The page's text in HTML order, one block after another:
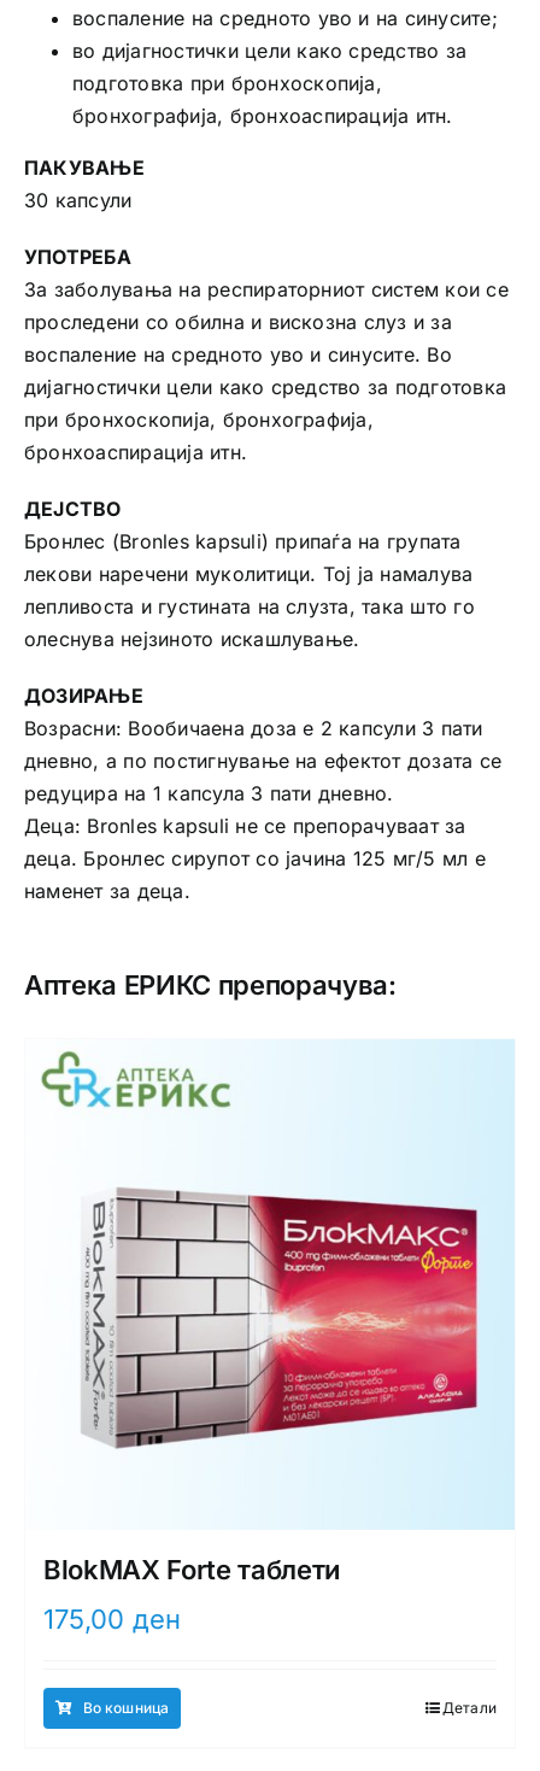
воспаление на средното уво и на синусите;
во дијагностички цели како средство за
подготовка при бронхоскопија,
бронхографија, бронхоаспирација итн.
ПАКУВАЊЕ
30 капсули
УПОТРЕБА
За заболувања на респираторниот систем кои се
проследени со обилна и вискозна слуз и за
воспаление на средното уво и синусите. Во
дијагностички цели како средство за подготовка
при бронхоскопија, бронхографија,
бронхоаспирација итн.
ДЕЈСТВО
Бронлес (Bronles kapsuli) припаѓа на групата
лекови наречени муколитици. Тој ја намалува
лепливоста и густината на слузта, така што го
олеснува нејзиното искашлување.
ДОЗИРАЊЕ
Возрасни: Вообичаена доза е 2 капсули 3 пати
дневно, а по постигнување на ефектот дозата се
редуцира на 1 капсула 3 пати дневно.
Деца: Bronles kapsuli не се препорачуваат за
деца. Бронлес сирупот со јачина 125 мг/5 мл е
наменет за деца.
Аптека ЕРИКС препорачува:
BlokMAX Forte таблети
175,00 ден
Во кошница Детали